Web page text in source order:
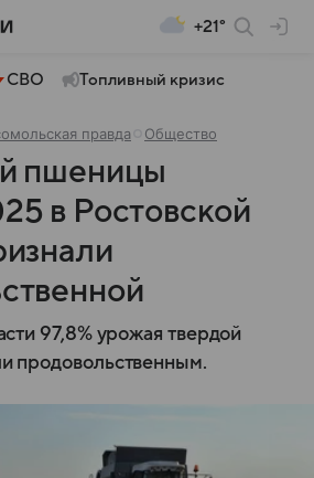
+21°
СВО Топливный кризис
правда Общество
пшеницы
в Ростовской
97,8% урожая твердой
продовольственным.